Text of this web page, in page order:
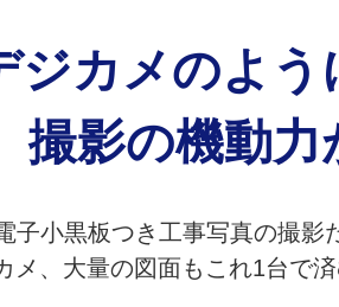
ジカメのよう
撮影の機動力
子小黒板つき工事写真の撮
メ、大量の図面もこれ1台で